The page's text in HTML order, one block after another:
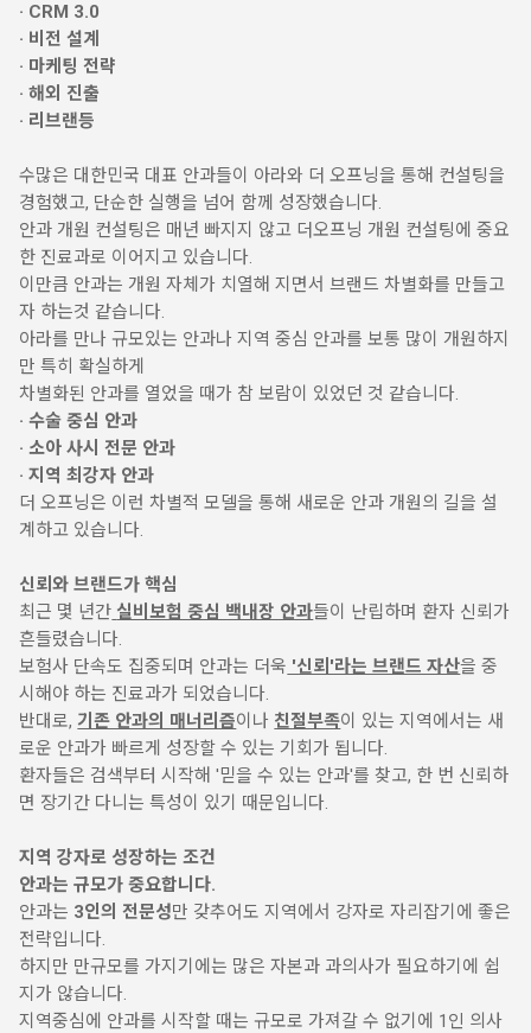
· CRM 3.0
· 비전 설계
· 마케팅 전략
· 해외 진출
· 리브랜등
수많은 대한민국 대표 안과들이 아라와 더 오프닝을 통해 컨설팅을
경험했고, 단순한 실행을 넘어 함께 성장했습니다.
안과 개원 컨설팅은 매년 빠지지 않고 더오프닝 개원 컨설팅에 중요
한 진료과로 이어지고 있습니다.
이만큼 안과는 개원 자체가 치열해 지면서 브랜드 차별화를 만들고
자 하는것 같습니다.
아라를 만나 규모있는 안과나 지역 중심 안과를 보통 많이 개원하지
만 특히 확실하게
차별화된 안과를 열었을 때가 참 보람이 있었던 것 같습니다.
· 수술 중심 안과
· 소아 사시 전문 안과
· 지역 최강자 안과
더 오프닝은 이런 차별적 모델을 통해 새로운 안과 개원의 길을 설
계하고 있습니다.
신뢰와 브랜드가 핵심
최근 몇 년간 실비보험 중심 백내장 안과들이 난립하며 환자 신뢰가
흔들렸습니다.
보험사 단속도 집중되며 안과는 더욱 '신뢰'라는 브랜드 자산을 중
시해야 하는 진료과가 되었습니다.
반대로, 기존 안과의 매너리즘이나 친절부족이 있는 지역에서는 새
로운 안과가 빠르게 성장할 수 있는 기회가 됩니다.
환자들은 검색부터 시작해 '믿을 수 있는 안과'를 찾고, 한 번 신뢰하
면 장기간 다니는 특성이 있기 때문입니다.
지역 강자로 성장하는 조건
안과는 규모가 중요합니다.
안과는 3인의 전문성만 갖추어도 지역에서 강자로 자리잡기에 좋은
전략입니다.
하지만 만규모를 가지기에는 많은 자본과 과의사가 필요하기에 쉽
지가 않습니다.
지역중심에 안과를 시작할 때는 규모로 가져갈 수 없기에 1인 의사